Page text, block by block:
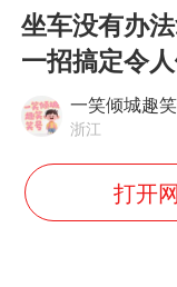
坐车没有办
一招搞定令人
一笑倾城趣
浙江
打开